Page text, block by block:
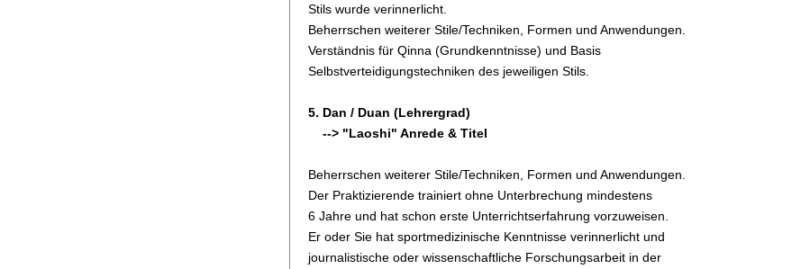
Stils wurde verinnerlicht.
Beherrschen weiterer Stile/Techniken, Formen und Anwendungen.
Verständnis für Qinna (Grundkenntnisse) und Basis
Selbstverteidigungstechniken des jeweiligen Stils.
5. Dan / Duan (Lehrergrad)
--> "Laoshi" Anrede & Titel
Beherrschen weiterer Stile/Techniken, Formen und Anwendungen.
Der Praktizierende trainiert ohne Unterbrechung mindestens
6 Jahre und hat schon erste Unterrichtserfahrung vorzuweisen.
Er oder Sie hat sportmedizinische Kenntnisse verinnerlicht und
journalistische oder wissenschaftliche Forschungsarbeit in der